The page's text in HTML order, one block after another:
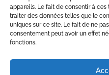
appareils. Le fait de consentir à
traiter des données telles que le
uniques sur ce site. Le fait de ne
consentement peut avoir un effet
fonctions.
07/04/2026